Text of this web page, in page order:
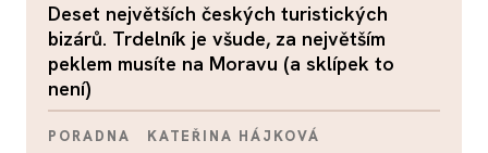
Deset největších českých turistických
bizárů. Trdelník je všude, za největším
peklem musíte na Moravu (a sklípek to
není)
PORADNA KATEŘINA HÁJKOVÁ